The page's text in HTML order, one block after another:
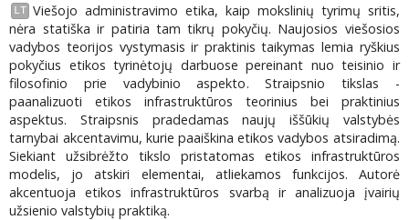
LT Viešojo administravimo etika, kaip mokslinių tyrimų sritis,
nėra statiška ir patiria tam tikrų pokyčių. Naujosios viešosios
vadybos teorijos vystymasis ir praktinis taikymas lemia ryškius
pokyčius etikos tyrinėtojų darbuose pereinant nuo teisinio ir
filosofinio prie vadybinio aspekto. Straipsnio tikslas -
paanalizuoti etikos infrastruktūros teorinius bei praktinius
aspektus. Straipsnis pradedamas naujų iššūkių valstybės
tarnybai akcentavimu, kurie paaiškina etikos vadybos atsiradimą.
Siekiant užsibrėžto tikslo pristatomas etikos infrastruktūros
modelis, jo atskiri elementai, atliekamos funkcijos. Autorė
akcentuoja etikos infrastruktūros svarbą ir analizuoja įvairių
užsienio valstybių praktiką.